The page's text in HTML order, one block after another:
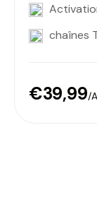
chaînes
€39,99/